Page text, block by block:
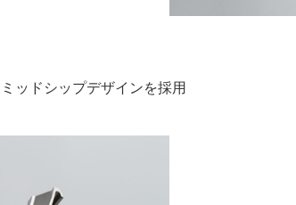
ッドシップデザインを採用